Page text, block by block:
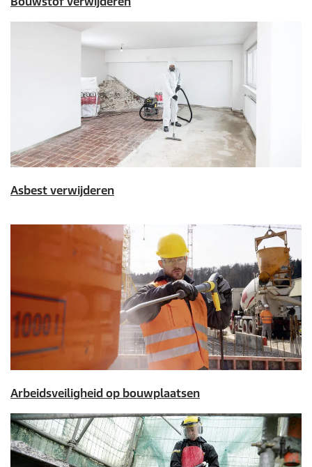
Asbest verwijderen
Arbeidsveiligheid op bouwplaatsen